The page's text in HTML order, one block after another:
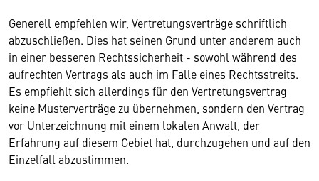
Generell empfehlen wir, Vertretungsverträge schriftlich
abzuschließen. Dies hat seinen Grund unter anderem auch
in einer besseren Rechtssicherheit - sowohl während des
aufrechten Vertrags als auch im Falle eines Rechtsstreits.
Es empfiehlt sich allerdings für den Vertretungsvertrag
keine Musterverträge zu übernehmen, sondern den Vertrag
vor Unterzeichnung mit einem lokalen Anwalt, der
Erfahrung auf diesem Gebiet hat, durchzugehen und auf den
Einzelfall abzustimmen.